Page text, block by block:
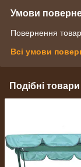
Умови
Повернення
Всі умови
Подібні